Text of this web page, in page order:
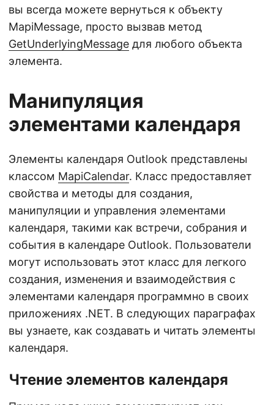
вы всегда можете вернуться к объекту
MapiMessage, просто вызвав метод
GetUnderlyingMessage для любого объекта
элемента.
Манипуляция
элементами календаря
Элементы календаря Outlook представлены
классом MapiCalendar. Класс предоставляет
свойства и методы для создания,
манипуляции и управления элементами
календаря, такими как встречи, собрания и
события в календаре Outlook. Пользователи
могут использовать этот класс для легкого
создания, изменения и взаимодействия с
элементами календаря программно в своих
приложениях .NET. В следующих параграфах
вы узнаете, как создавать и читать элементы
календаря.
Чтение элементов календаря